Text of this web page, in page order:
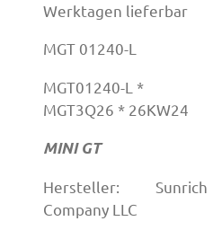
Werktagen lieferbar
MGT 01240-L
MGT01240-L *
MGT3Q26 * 26KW24
MINI GT
Hersteller: Sunrich
Company LLC